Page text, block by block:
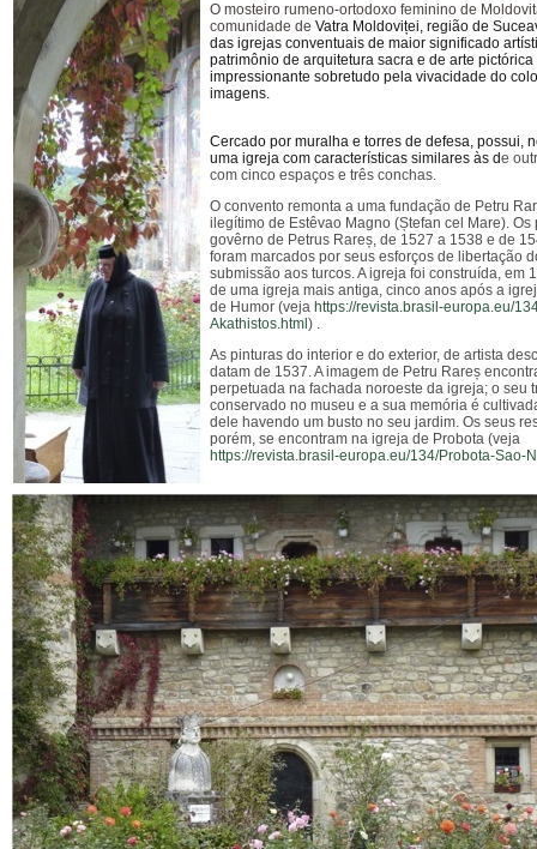
O mosteiro rumeno-ortodoxo feminino de
comunidade de Vatra Moldoviței, região de
das igrejas conventuais de maior significado
patrimônio de arquitetura sacra e de arte
impressionante sobretudo pela vivacidade do
imagens.
Cercado por muralha e torres de defesa, possui,
uma igreja com características similares às de
com cinco espaços e três conchas.
O convento remonta a uma fundação de Petru
ilegítimo de Estêvao Magno (Ștefan cel Mare). Os
govêrno de Petrus Rareș, de 1527 a 1538 e de
foram marcados por seus esforços de libertação
submissão aos turcos.A igreja foi construída, em
de uma igreja mais antiga, cinco anos após a
de Humor (veja https://revista.brasil-europa.eu/
Akathistos.html ) .
As pinturas do interior e do exterior, de artista
datam de 1537. A imagem de Petru Rareș
perpetuada na fachada noroeste da igreja; o seu
conservado no museu e a sua memória é
dele havendo um busto no seu jardim. Os seus
porém, se encontram na igreja de Probota (veja
https://revista.brasil-europa.eu/134/Probota-Sao-